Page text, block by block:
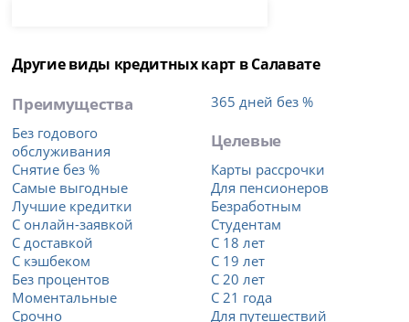
Другие виды кредитных карт в Салавате
Преимущества
Без годового
обслуживания
Снятие без %
Самые выгодные
Лучшие кредитки
С онлайн-заявкой
С доставкой
С кэшбеком
Без процентов
Моментальные
Срочно
365 дней без %
Целевые
Карты рассрочки
Для пенсионеров
Безработным
Студентам
С 18 лет
С 19 лет
С 20 лет
С 21 года
Для путешествий